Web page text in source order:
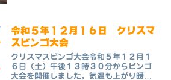
令和５年１２月１６日 クリスマ
スビンゴ大会
クリスマスビンゴ大会令和５年１２月１
６日（土）午後１３時３０分からビンゴ
大会を開催しました。気温も上がり暖か